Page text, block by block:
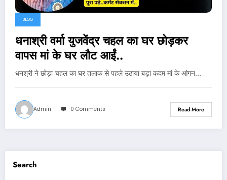
BLOG
धनाश्री वर्मा युजवेंद्र चहल का घर छोड़कर
वापस मां के घर लौट आईं..
धनश्री ने छोड़ा चहल का घर तलाक से पहले उठाया बड़ा कदम मां के आंगन…
Admin 0 Comments Read More
Search